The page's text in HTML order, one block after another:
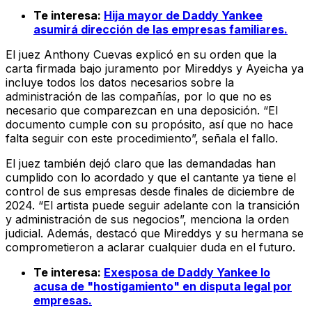
Te interesa: Hija mayor de Daddy Yankee
asumirá dirección de las empresas familiares.
El juez Anthony Cuevas explicó en su orden que la
carta firmada bajo juramento por Mireddys y Ayeicha ya
incluye todos los datos necesarios sobre la
administración de las compañías, por lo que no es
necesario que comparezcan en una deposición. “El
documento cumple con su propósito, así que no hace
falta seguir con este procedimiento”, señala el fallo.
El juez también dejó claro que las demandadas han
cumplido con lo acordado y que el cantante ya tiene el
control de sus empresas desde finales de diciembre de
2024. “El artista puede seguir adelante con la transición
y administración de sus negocios”, menciona la orden
judicial. Además, destacó que Mireddys y su hermana se
comprometieron a aclarar cualquier duda en el futuro.
Te interesa: Exesposa de Daddy Yankee lo
acusa de "hostigamiento" en disputa legal por
empresas.